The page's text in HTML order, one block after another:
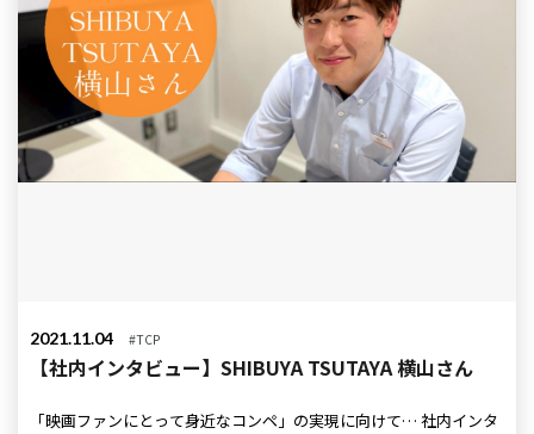
2021.11.04 #TCP
【社内インタビュー】SHIBUYA TSUTAYA 横山さん
「映画ファンにとって身近なコンペ」の実現に向けて… 社内インタ